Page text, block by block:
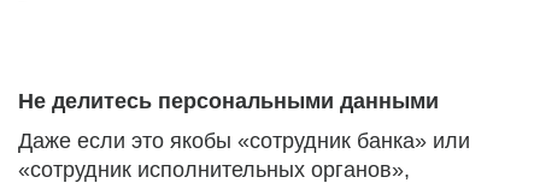
Не делитесь персональными данными
Даже если это якобы «сотрудник банка» или
«сотрудник исполнительных органов»,